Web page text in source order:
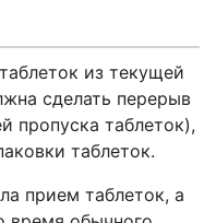
из текущей
сделать перерыв
пропуска таблеток),
таблеток.
прием таблеток, а